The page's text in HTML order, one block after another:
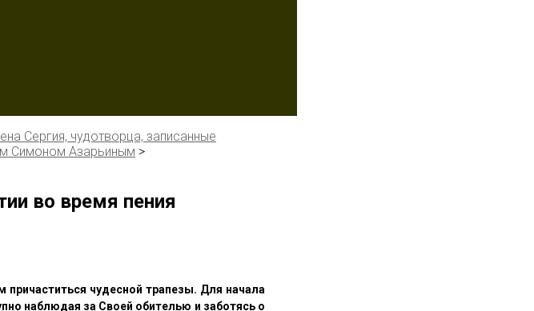
Сергия, чудотворца, записанные
Симоном Азарьиным >
во время пения
чудесной трапезы. Для начала
наблюдая за Своей обителью и заботясь о